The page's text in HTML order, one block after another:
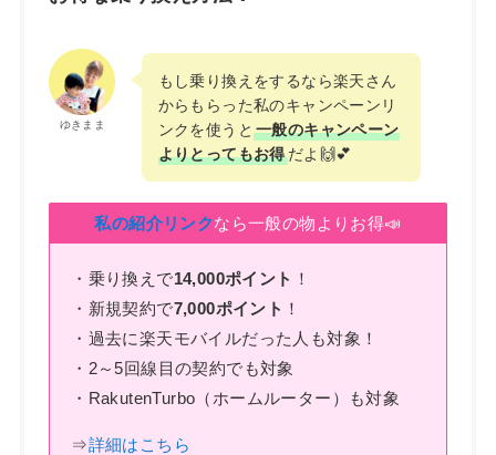
ゆきまま
もし乗り換えをするなら楽天さん
からもらった私のキャンペーンリ
ンクを使うと一般のキャンペーン
よりとってもお得だよ🙌💕
私の紹介リンクなら一般の物よりお得📣
・乗り換えで14,000ポイント ！
・新規契約で7,000ポイント ！
・過去に楽天モバイルだった人も対象！
・2～5回線目の契約でも対象
・RakutenTurbo（ホームルーター）も対象
⇒詳細はこちら